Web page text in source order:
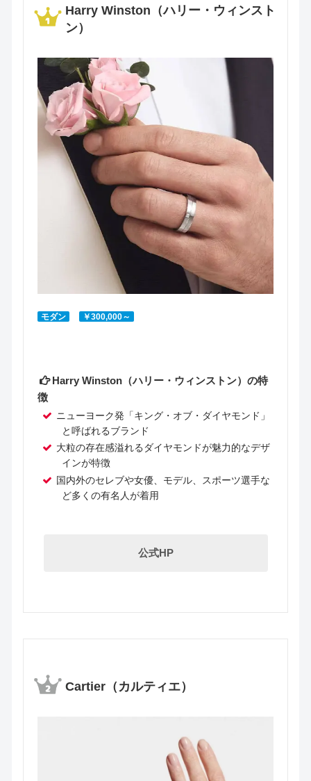
Harry Winston（ハリー・ウィンスト
ン）
モダン ￥300,000～
Harry Winston（ハリー・ウィンストン）の特
徴
ニューヨーク発「キング・オブ・ダイヤモンド」
と呼ばれるブランド
大粒の存在感溢れるダイヤモンドが魅力的なデザ
インが特徴
国内外のセレブや女優、モデル、スポーツ選手な
ど多くの有名人が着用
公式HP
Cartier（カルティエ）